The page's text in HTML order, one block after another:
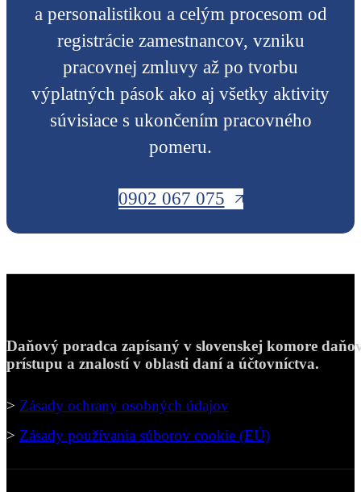
a personalistikou a celým procesom od
registrácie zamestnancov, vzniku
pracovnej zmluvy až po tvorbu
výplatných pások ako aj všetky aktivity
súvisiace s ukončením pracovného
pomeru.
0902 067 075
Daňový poradca zapísaný v slovenskej komore
prístupu a znalostí v oblasti daní a účtovníctva.
> Zásady ochrany osobných údajov
> Zásady používania súborov cookie (EÚ)